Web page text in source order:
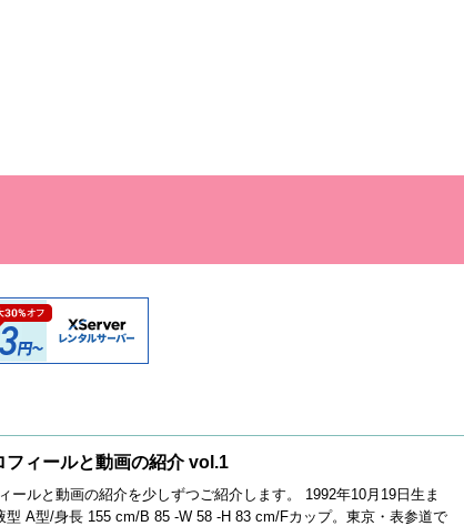
フィールと動画の紹介 vol.1
ールと動画の紹介を少しずつご紹介します。 1992年10月19日生ま
型 A型/身長 155 cm/B 85 -W 58 -H 83 cm/Fカップ。東京・表参道で